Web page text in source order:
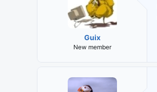
Guix
New member